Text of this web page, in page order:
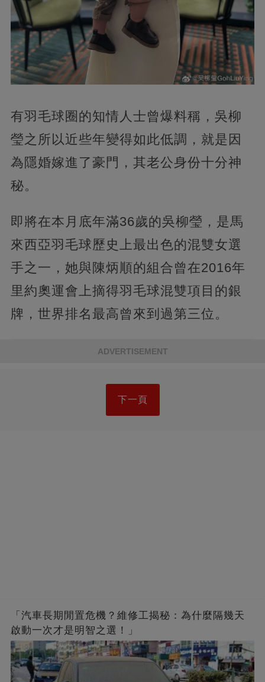
有羽毛球圈的知情人士曾爆料稱，吳柳
瑩之所以近些年變得如此低調，就是因
為隱婚嫁進了豪門，其老公身份十分神
秘。
即將在本月底年滿36歲的吳柳瑩，是馬
來西亞羽毛球歷史上最出色的混雙女選
手之一，她與陳炳順的組合曾在2016年
里約奧運會上摘得羽毛球混雙項目的銀
牌，世界排名最高曾來到過第三位。
ADVERTISEMENT
下一頁
「汽車長期閒置危機？維修工揭秘：為什麼隔幾天
啟動一次才是明智之選！」